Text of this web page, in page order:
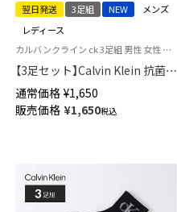
翌日発送 3足組 NEW
メンズ
レディース
カルバンクライン ck 3足組 男性 女性 靴下 ユニセックス
【3足セット】Calvin Klein 抗菌防
臭 甲メッシュ バックロゴ ショ
ート丈 ソックス カジュアル レ
ディース メンズ 【365日最短翌
通常価格 ¥1,650
販売価格 ¥1,650税込